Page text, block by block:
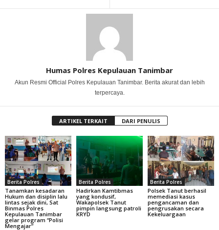
Humas Polres Kepulauan Tanimbar
Akun Resmi Official Polres Kepulauan Tanimbar. Berita akurat dan lebih
terpercaya.
ARTIKEL TERKAIT DARI PENULIS
Berita Polres
Tanamkan kesadaran
Hukum dan disiplin lalu
lintas sejak dini, Sat
Binmas Polres
Kepulauan Tanimbar
gelar program “Polisi
Mengajar”
Berita Polres
Hadirkan Kamtibmas
yang kondusif,
Wakapolsek Tanut
pimpin langsung patroli
KRYD
Berita Polres
Polsek Tanut berhasil
memediasi kasus
pengancaman dan
pengrusakan secara
Kekeluargaan